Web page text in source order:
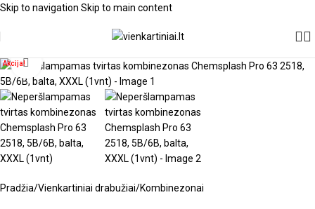
Skip to navigation Skip to main content
Akcija! Spustelėkite, kad padidintumėte
Pradžia/Vienkartiniai drabužiai/Kombinezonai